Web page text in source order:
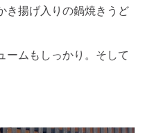
き揚げ入りの鍋焼きうど
ームもしっかり。そして